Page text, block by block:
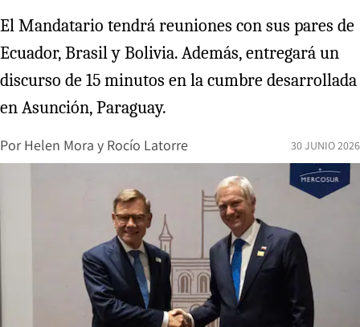
El Mandatario tendrá reuniones con sus pares de
Ecuador, Brasil y Bolivia. Además, entregará un
discurso de 15 minutos en la cumbre desarrollada
en Asunción, Paraguay.
Por Helen Mora y Rocío Latorre 30 JUNIO 2026